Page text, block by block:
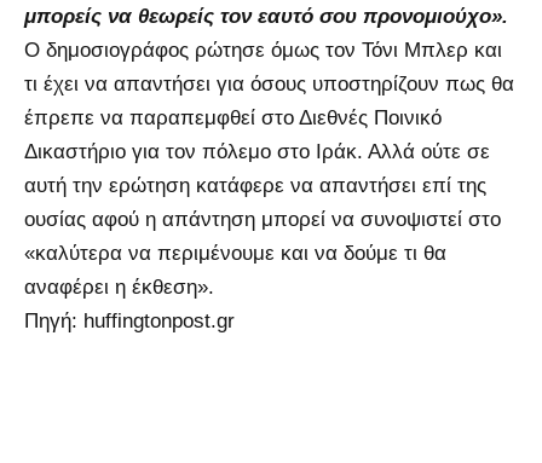
μπορείς να θεωρείς τον εαυτό σου προνομιούχο».
Ο δημοσιογράφος ρώτησε όμως τον Τόνι Μπλερ και
τι έχει να απαντήσει για όσους υποστηρίζουν πως θα
έπρεπε να παραπεμφθεί στο Διεθνές Ποινικό
Δικαστήριο για τον πόλεμο στο Ιράκ. Αλλά ούτε σε
αυτή την ερώτηση κατάφερε να απαντήσει επί της
ουσίας αφού η απάντηση μπορεί να συνοψιστεί στο
«καλύτερα να περιμένουμε και να δούμε τι θα
αναφέρει η έκθεση».
Πηγή: huffingtonpost.gr